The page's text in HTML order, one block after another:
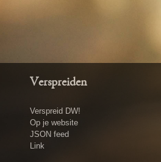
Verspreiden
Verspreid DW!
Op je website
JSON feed
Link